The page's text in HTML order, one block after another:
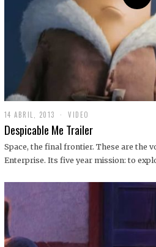
14 ABRIL, 2013
9
D
C
I
1
VIDEO
Despicable Me Trailer
Space, the final frontier. These are the
Enterprise. Its five year mission: to